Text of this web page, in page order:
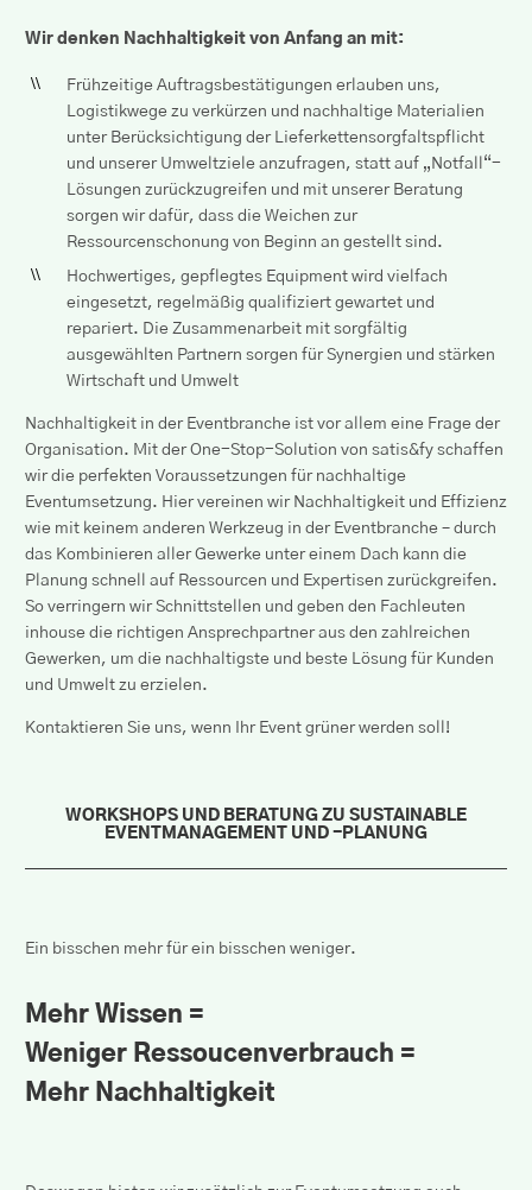
Wir denken Nachhaltigkeit von Anfang an mit:
Frühzeitige Auftragsbestätigungen erlauben uns,
Logistikwege zu verkürzen und nachhaltige Materialien
unter Berücksichtigung der Lieferkettensorgfaltspflicht
und unserer Umweltziele anzufragen, statt auf „Notfall“-
Lösungen zurückzugreifen und mit unserer Beratung
sorgen wir dafür, dass die Weichen zur
Ressourcenschonung von Beginn an gestellt sind.
Hochwertiges, gepflegtes Equipment wird vielfach
eingesetzt, regelmäßig qualifiziert gewartet und
repariert. Die Zusammenarbeit mit sorgfältig
ausgewählten Partnern sorgen für Synergien und stärken
Wirtschaft und Umwelt
Nachhaltigkeit in der Eventbranche ist vor allem eine Frage der
Organisation. Mit der One-Stop-Solution von satis&fy schaffen
wir die perfekten Voraussetzungen für nachhaltige
Eventumsetzung. Hier vereinen wir Nachhaltigkeit und Effizienz
wie mit keinem anderen Werkzeug in der Eventbranche – durch
das Kombinieren aller Gewerke unter einem Dach kann die
Planung schnell auf Ressourcen und Expertisen zurückgreifen.
So verringern wir Schnittstellen und geben den Fachleuten
inhouse die richtigen Ansprechpartner aus den zahlreichen
Gewerken, um die nachhaltigste und beste Lösung für Kunden
und Umwelt zu erzielen.
Kontaktieren Sie uns, wenn Ihr Event grüner werden soll!
WORKSHOPS UND BERATUNG ZU SUSTAINABLE
EVENTMANAGEMENT UND -PLANUNG
Ein bisschen mehr für ein bisschen weniger.
Mehr Wissen =
Weniger Ressoucenverbrauch =
Mehr Nachhaltigkeit